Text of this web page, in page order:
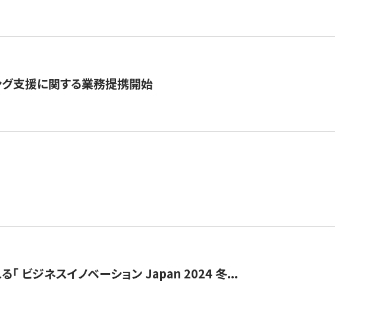
グ支援に関する業務提携開始
「 ビジネスイノベーション Japan 2024 冬...